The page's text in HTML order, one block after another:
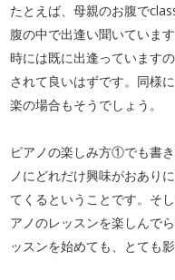
たとえば、母親のお腹で
腹の中で出逢い聞いていま
時には既に出逢っています
されて良いはずです。同様
楽の場合もそうでしょう。
ピアノの楽しみ方①でも書
ノにどれだけ興味がおあり
てくるということです。そ
アノのレッスンを楽しんで
ッスンを始めても、とても